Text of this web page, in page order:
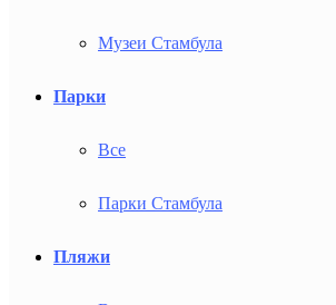
Музеи Стамбула
Парки
Все
Парки Стамбула
Пляжи